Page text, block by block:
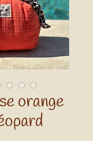
orange